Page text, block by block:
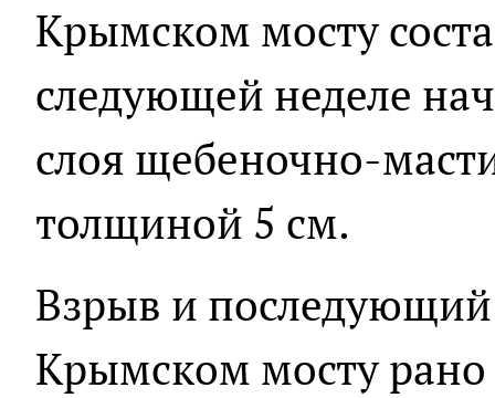
Крымском мосту
следующей неделе
слоя щебеночно-
толщиной 5 см.
Взрыв и
Крымском мосту рано